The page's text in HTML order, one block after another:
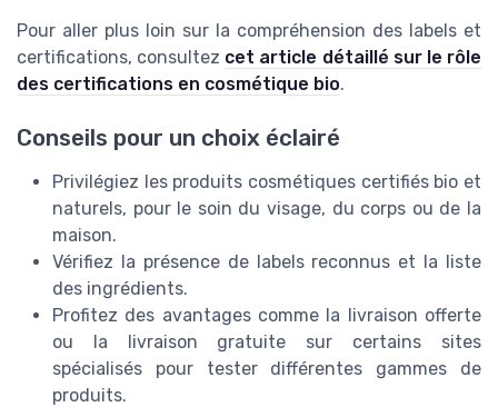
Pour aller plus loin sur la compréhension des labels et
certifications, consultez cet article détaillé sur le rôle
des certifications en cosmétique bio.
Conseils pour un choix éclairé
Privilégiez les produits cosmétiques certifiés bio et
naturels, pour le soin du visage, du corps ou de la
maison.
Vérifiez la présence de labels reconnus et la liste
des ingrédients.
Profitez des avantages comme la livraison offerte
ou la livraison gratuite sur certains sites
spécialisés pour tester différentes gammes de
produits.